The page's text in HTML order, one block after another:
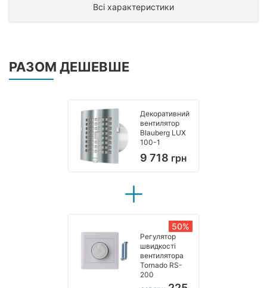
Всі характеристики
РАЗОМ ДЕШЕВШЕ
Декоративний
вентилятор
Blauberg LUX
100-1
9 718 грн
50%
Регулятор
швидкості
вентилятора
Tornado RS-
200